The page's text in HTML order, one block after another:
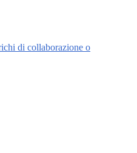
di collaborazione o